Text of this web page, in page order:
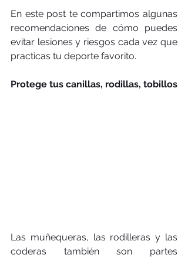
En este post te compartimos algunas
recomendaciones de cómo puedes
evitar lesiones y riesgos cada vez que
practicas tu deporte favorito.
Protege tus canillas, rodillas, tobillos
Las muñequeras, las rodilleras y las
coderas también son partes